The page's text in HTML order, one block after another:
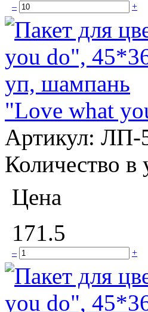
– +
"Love what
Артикул: ЛП-
Количество в
Цена
171.5
– +